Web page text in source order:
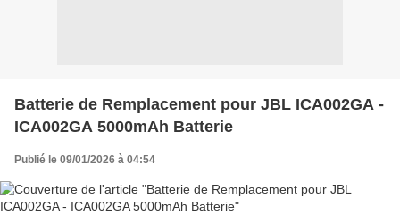
Batterie de Remplacement pour JBL ICA002GA -
ICA002GA 5000mAh Batterie
Publié le 09/01/2026 à 04:54